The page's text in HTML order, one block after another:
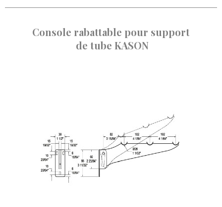
Console rabattable pour support
de tube KASON